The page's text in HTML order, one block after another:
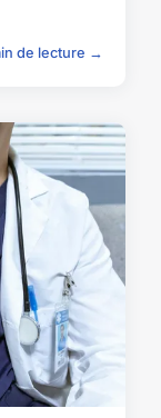
de lecture →